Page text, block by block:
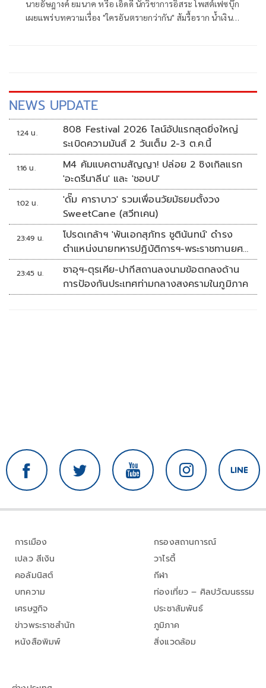
นายอัษฎางค์ ยมนาค หรือ เอ็ดดี้ นักวิชาการอิสระ โพสต์เฟซบุ๊ก
เผยแพร่บทความเรื่อง "ใครอันตรายกว่ากัน" ส้มรื้อราก น้ำเงิน
NEWS UPDATE
1:24 น.
808 Festival 2026 ไลน์อัปแรกสุดยิ่งใหญ่
ระเบิดความมันส์ 2 วันเต็ม 2-3 ต.ค.นี้
1:16 น.
M4 คัมแบคตามสัญญา! ปล่อย 2 ซิงเกิลแรก
'อะดรีนาลีน' และ 'ชอบU'
1:02 น.
'ดั๊ม คาราบาว' รวมเพื่อนวัยมัธยมตั้งวง
SweetCane (สวีทเคน)
23:49 น.
โปรดเกล้าฯ 'พันเอกสุภัทร ชูตินันทน์' ดำรง
ตำแหน่งนายทหารปฏิบัติการฯ-พระราชทานยศ
'พลตรี'
23:45 น.
ซาอุฯ-ตุรเคีย-ปากีสถานลงนามข้อตกลงด้าน
การป้องกันประเทศท่ามกลางสงครามในภูมิภาค
การเมือง
เปลว สีเงิน
คอลัมนิสต์
บทความ
เศรษฐกิจ
ข่าวพระราชสำนัก
หนังสือพิมพ์
กรองสถานการณ์
วาไรตี้
กีฬา
ท่องเที่ยว – ศิลปวัฒนธรรม
ประชาสัมพันธ์
ภูมิภาค
สิ่งแวดล้อม